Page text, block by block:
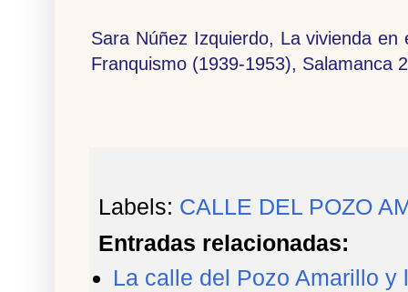
Sara Núñez Izquierdo, La vivienda
Franquismo (1939-1953), Salamanca
Labels: CALLE DEL POZO
Entradas relacionadas:
La calle del Pozo Amarillo